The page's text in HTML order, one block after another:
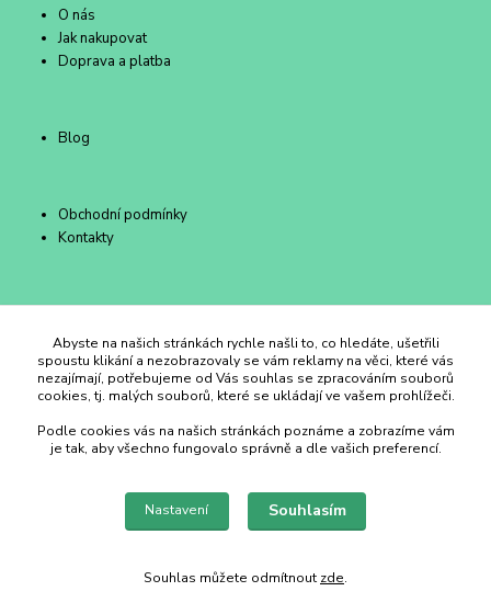
O nás
Jak nakupovat
Doprava a platba
Blog
Obchodní podmínky
Kontakty
Duhový Ateliér Kroměříž
+420 734 258 002
duhovyatelier@email.cz
Abyste na našich stránkách rychle našli to, co hledáte, ušetřili
spoustu klikání a nezobrazovaly se vám reklamy na věci, které vás
nezajímají, potřebujeme od Vás souhlas se zpracováním souborů
cookies, tj. malých souborů, které se ukládají ve vašem prohlížeči.
Podle cookies vás na našich stránkách poznáme a zobrazíme vám
je tak, aby všechno fungovalo správně a dle vašich preferencí.
Nastavení Souhlasím
Souhlas můžete odmítnout zde.